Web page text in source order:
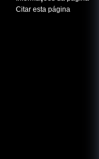
Citar esta página